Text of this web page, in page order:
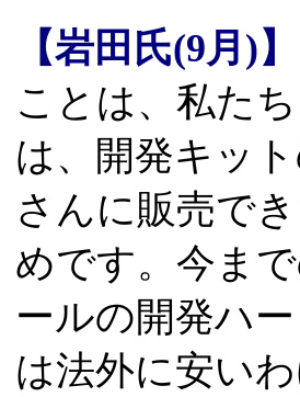
【岩田氏(9月)】
ことは、私た
は、開発キッ
さんに販売で
めです。今ま
ールの開発ハ
は法外に安いわ